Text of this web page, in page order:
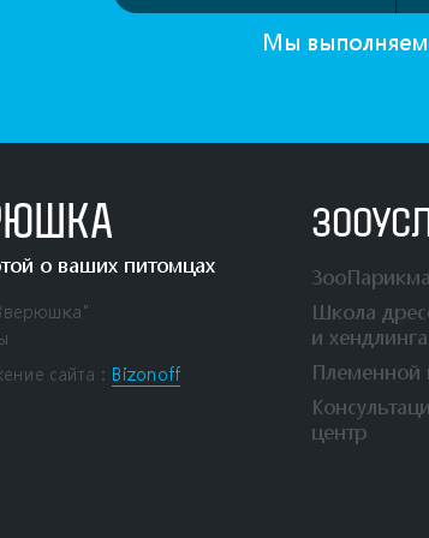
Мы выполняем
о ваших питомцах
сайта： Bizonoff
Школа
и хендлинга
Племенной
центр